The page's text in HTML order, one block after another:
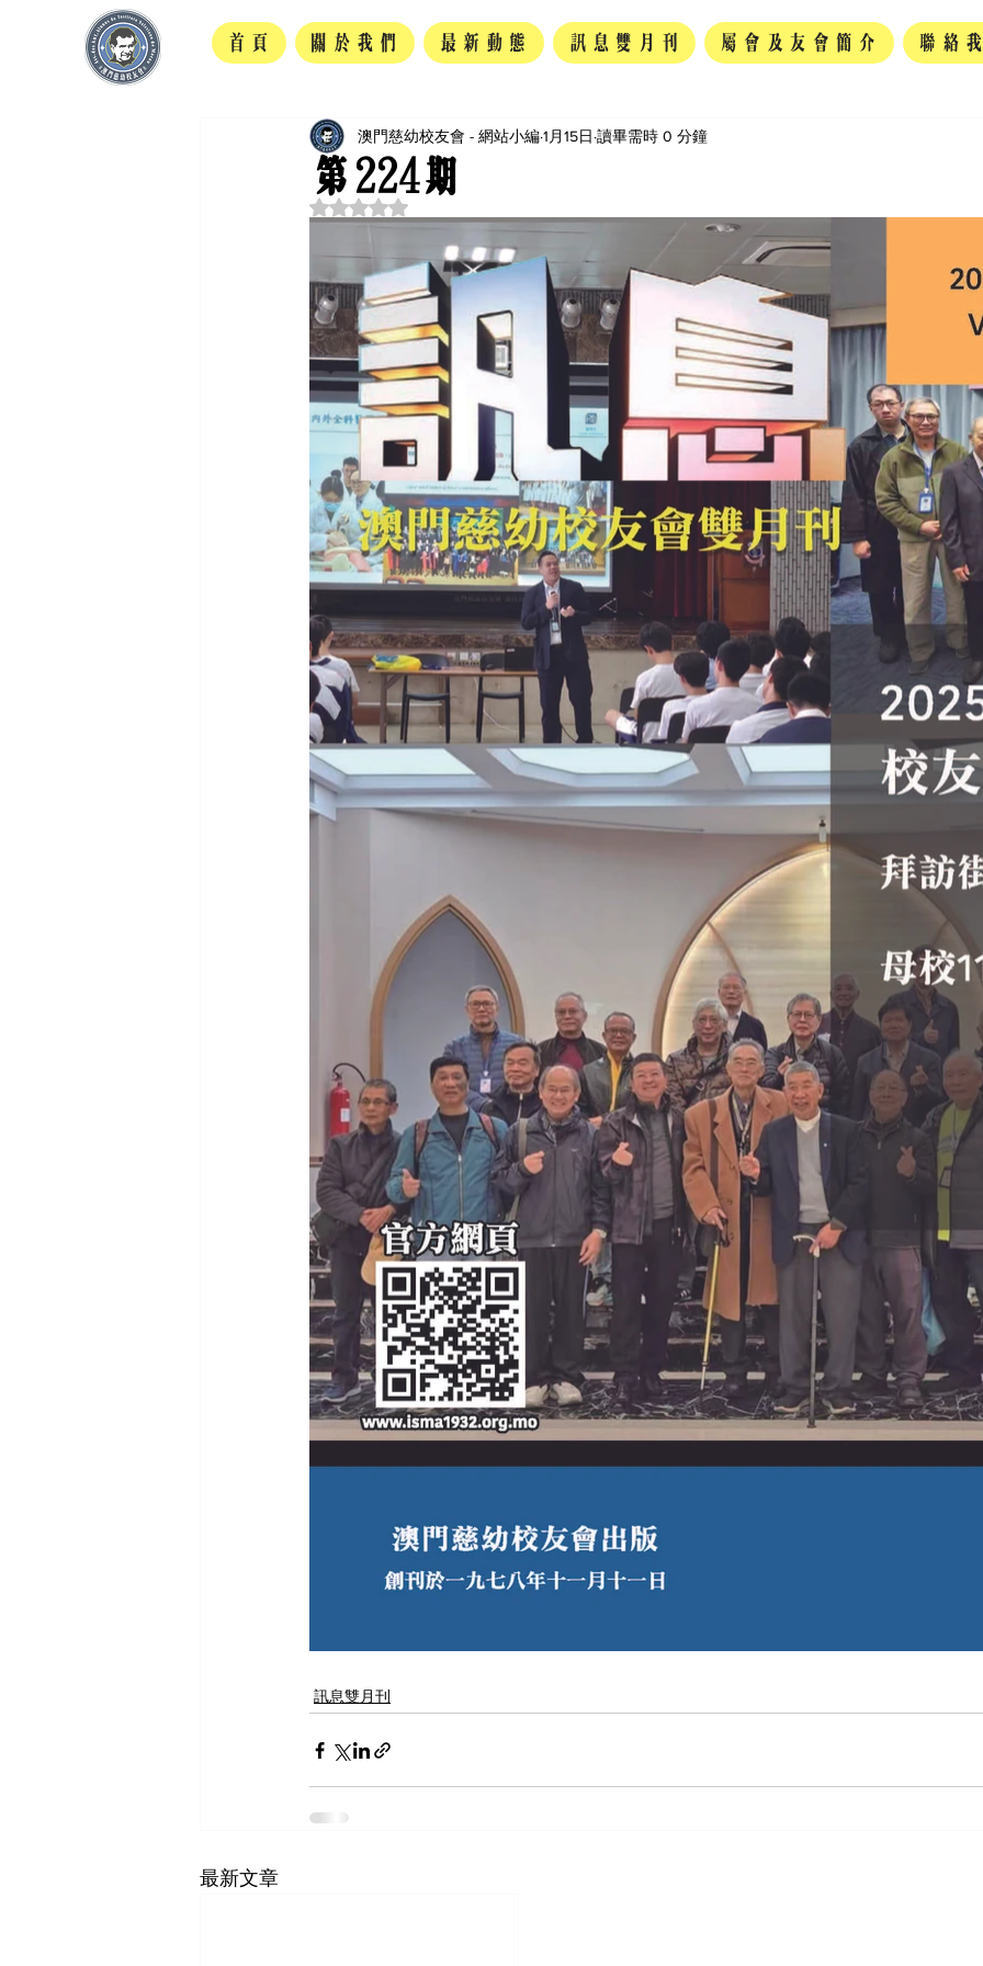
首頁 關於我們 最新動態 訊息雙月刊 屬會及友會簡介 聯絡
第224期
澳門慈幼校友會 - 網站小編1月15日 讀畢需時 0 分鐘
評等為 NaN（最高為 5 顆星）。
訊息雙月刊
最新文章